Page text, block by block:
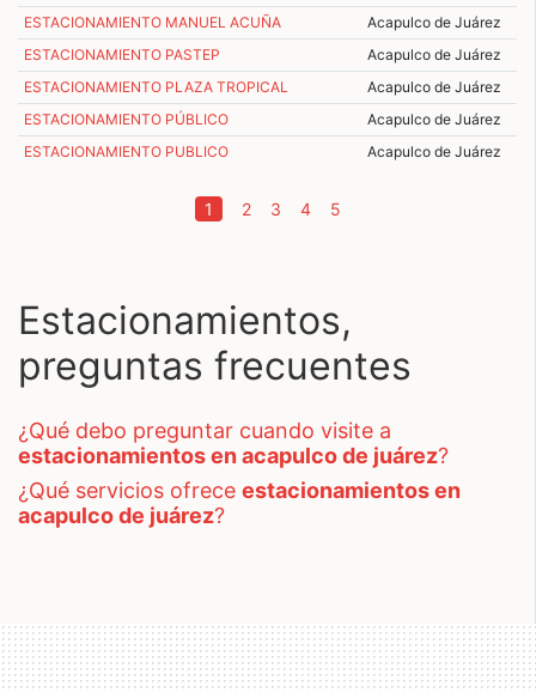
ESTACIONAMIENTO MANUEL ACUÑA
Acapulco de Juárez
ESTACIONAMIENTO PASTEP
Acapulco de Juárez
ESTACIONAMIENTO PLAZA TROPICAL
Acapulco de Juárez
ESTACIONAMIENTO PÚBLICO
Acapulco de Juárez
ESTACIONAMIENTO PUBLICO
Acapulco de Juárez
1 (current)
2 3 4 5
Estacionamientos,
preguntas frecuentes
¿qué debo preguntar cuando visite a
estacionamientos en acapulco de juárez?
¿qué servicios ofrece estacionamientos en
acapulco de juárez?